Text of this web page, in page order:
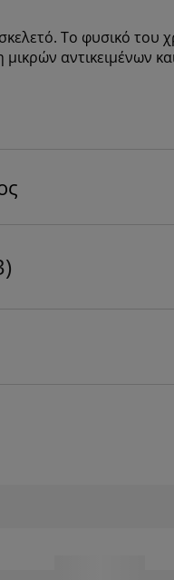
Το φυσικό
μικρών αντικειμένων
)